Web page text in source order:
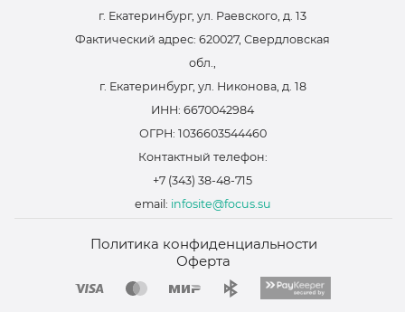
г. Екатеринбург, ул. Раевского, д. 13
Фактический адрес: 620027, Свердловская
обл.,
г. Екатеринбург, ул. Никонова, д. 18
ИНН: 6670042984
ОГРН: 1036603544460
Контактный телефон:
+7 (343) 38-48-715
email: infosite@focus.su
Политика конфиденциальности
Оферта